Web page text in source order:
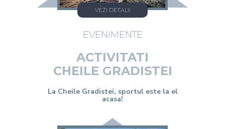
VEZI DETALII
EVENIMENTE
ACTIVITATI
CHEILE GRADISTEI
La Cheile Gradistei, sportul este la el
acasa!